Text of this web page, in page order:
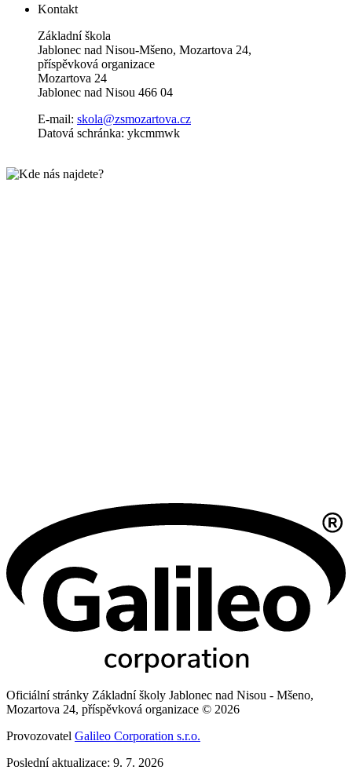
Kontakt
Základní škola
Jablonec nad Nisou-Mšeno, Mozartova 24,
příspěvková organizace
Mozartova 24
Jablonec nad Nisou 466 04
E-mail: skola@zsmozartova.cz
Datová schránka: ykcmmwk
Oficiální stránky Základní školy Jablonec nad Nisou - Mšeno,
Mozartova 24, příspěvková organizace © 2026
Provozovatel Galileo Corporation s.r.o.
Poslední aktualizace: 9. 7. 2026